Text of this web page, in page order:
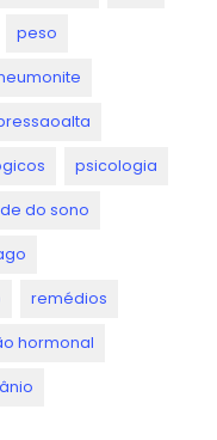
peso
psicologia
do sono
remédios
hormonal